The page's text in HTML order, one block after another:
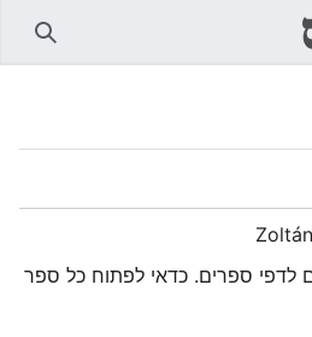
לדפי ספרים. כדאי לפתוח כל ספר